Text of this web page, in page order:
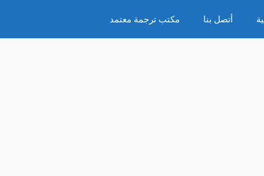
أتصل بنا مكتب ترجمة معتمد